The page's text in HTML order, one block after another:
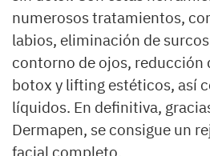
numerosos tratamientos,
labios, eliminación de
contorno de ojos, reducción
botox y lifting estéticos, así
líquidos. En definitiva,
Dermapen, se consigue un
facial completo.